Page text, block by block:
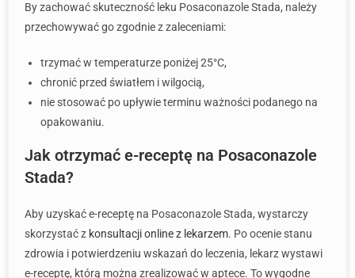
By zachować skuteczność leku Posaconazole Stada, należy
przechowywać go zgodnie z zaleceniami:
trzymać w temperaturze poniżej 25°C,
chronić przed światłem i wilgocią,
nie stosować po upływie terminu ważności podanego na
opakowaniu.
Jak otrzymać e-receptę na Posaconazole
Stada?
Aby uzyskać e-receptę na Posaconazole Stada, wystarczy
skorzystać z konsultacji online z lekarzem. Po ocenie stanu
zdrowia i potwierdzeniu wskazań do leczenia, lekarz wystawi
e-receptę, którą można zrealizować w aptece. To wygodne